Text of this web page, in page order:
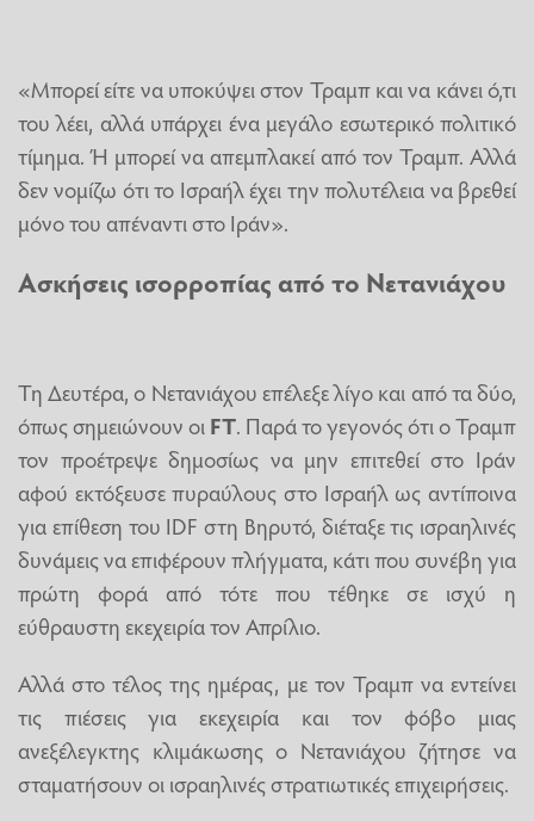
«Μπορεί είτε να υποκύψει στον Τραμπ και να κάνει ό,τι
του λέει, αλλά υπάρχει ένα μεγάλο εσωτερικό πολιτικό
τίμημα. Ή μπορεί να απεμπλακεί από τον Τραμπ. Αλλά
δεν νομίζω ότι το Ισραήλ έχει την πολυτέλεια να βρεθεί
μόνο του απέναντι στο Ιράν».
Ασκήσεις ισορροπίας από το Νετανιάχου
Τη Δευτέρα, ο Νετανιάχου επέλεξε λίγο και από τα δύο,
όπως σημειώνουν οιFT. Παρά το γεγονός ότι ο Τραμπ
τον προέτρεψε δημοσίως να μην επιτεθεί στο Ιράν
αφού εκτόξευσε πυραύλους στο Ισραήλ ως αντίποινα
για επίθεση του IDF στη Βηρυτό, διέταξε τις ισραηλινές
δυνάμεις να επιφέρουν πλήγματα, κάτι που συνέβη για
πρώτη φορά από τότε που τέθηκε σε ισχύ η
εύθραυστη εκεχειρία τον Απρίλιο.
Αλλά στο τέλος της ημέρας, με τον Τραμπ να εντείνει
τις πιέσεις για εκεχειρία και τον φόβο μιας
ανεξέλεγκτης κλιμάκωσης ο Νετανιάχου ζήτησε να
σταματήσουν οι ισραηλινές στρατιωτικές επιχειρήσεις.